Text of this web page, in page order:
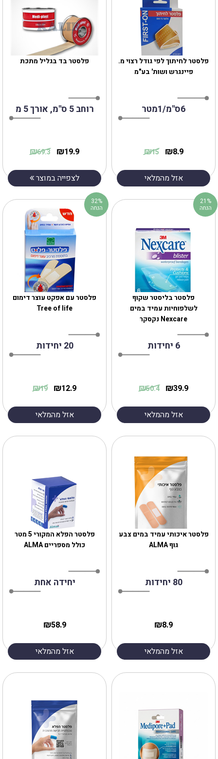
פלסטר בד בגליל מתכת
רוחב 5 ס"מ, אורך 5 מ
19.9
₪
69.3
₪
לצפייה במוצר
פלסטר לחיתוך לפי גודל רצוי מ.
פיינגרש ושות' בע"מ
6ס"מ/1מטר
8.9
₪
15
₪
אזל מהמלאי
פלסטר עם אפקט עוצר דימום
Tree of life
20 יחידות
12.9
₪
19
₪
אזל מהמלאי
32%
הנחה
‎פלסטר בליסטר שקוף
לשלפוחיות עמיד במים
Nexcare נקסקר
6 יחידות
39.9
₪
50.4
₪
אזל מהמלאי
21%
הנחה
‎פלסטר הפלא המקורי 5 מטר
כולל מספריים ALMA
יחידה אחת
58.9
₪
אזל מהמלאי
פלסטר איכותי עמיד במים צבע
גוף ALMA
80 יחידות
8.9
₪
אזל מהמלאי